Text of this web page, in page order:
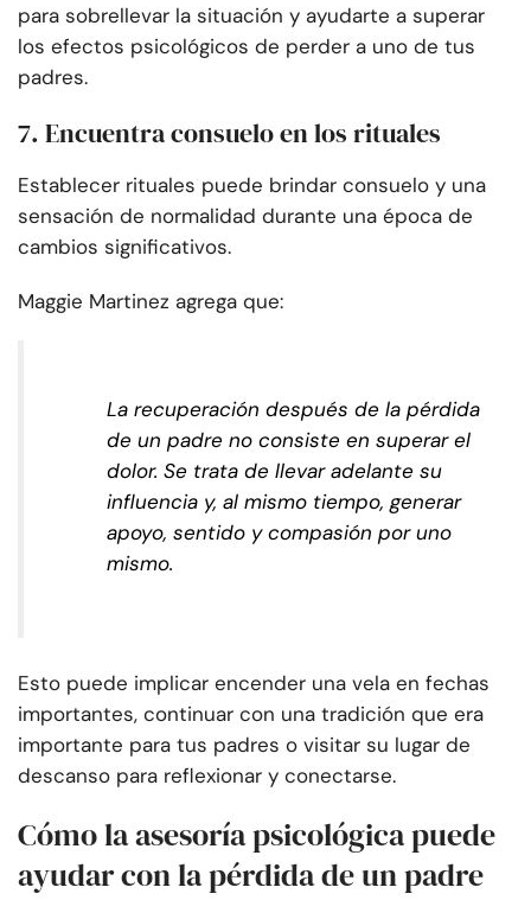
para sobrellevar la situación y ayudarte a superar
los efectos psicológicos de perder a uno de tus
padres.
7. Encuentra consuelo en los rituales
Establecer rituales puede brindar consuelo y una
sensación de normalidad durante una época de
cambios significativos.
Maggie Martinez agrega que:
La recuperación después de la pérdida
de un padre no consiste en superar el
dolor. Se trata de llevar adelante su
influencia y, al mismo tiempo, generar
apoyo, sentido y compasión por uno
mismo.
Esto puede implicar encender una vela en fechas
importantes, continuar con una tradición que era
importante para tus padres o visitar su lugar de
descanso para reflexionar y conectarse.
Cómo la asesoría psicológica puede
ayudar con la pérdida de un padre